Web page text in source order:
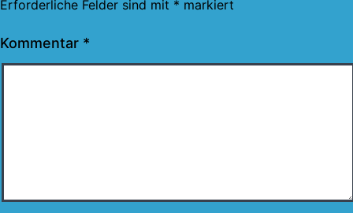
Erforderliche Felder sind mit * markiert
Kommentar *